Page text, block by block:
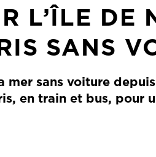
L’ÎLE DE
SANS
mer sans voiture
en train et bus, pour